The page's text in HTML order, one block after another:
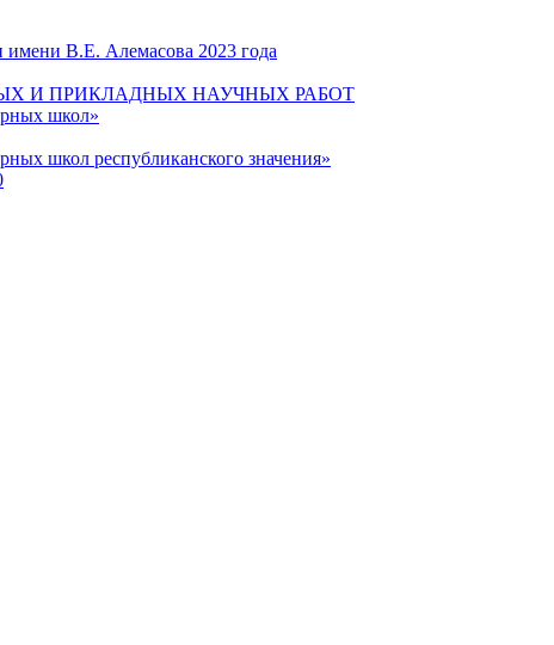
имени В.Е. Алемасова 2023 года
И ПРИКЛАДНЫХ НАУЧНЫХ РАБОТ
школ»
школ республиканского значения»